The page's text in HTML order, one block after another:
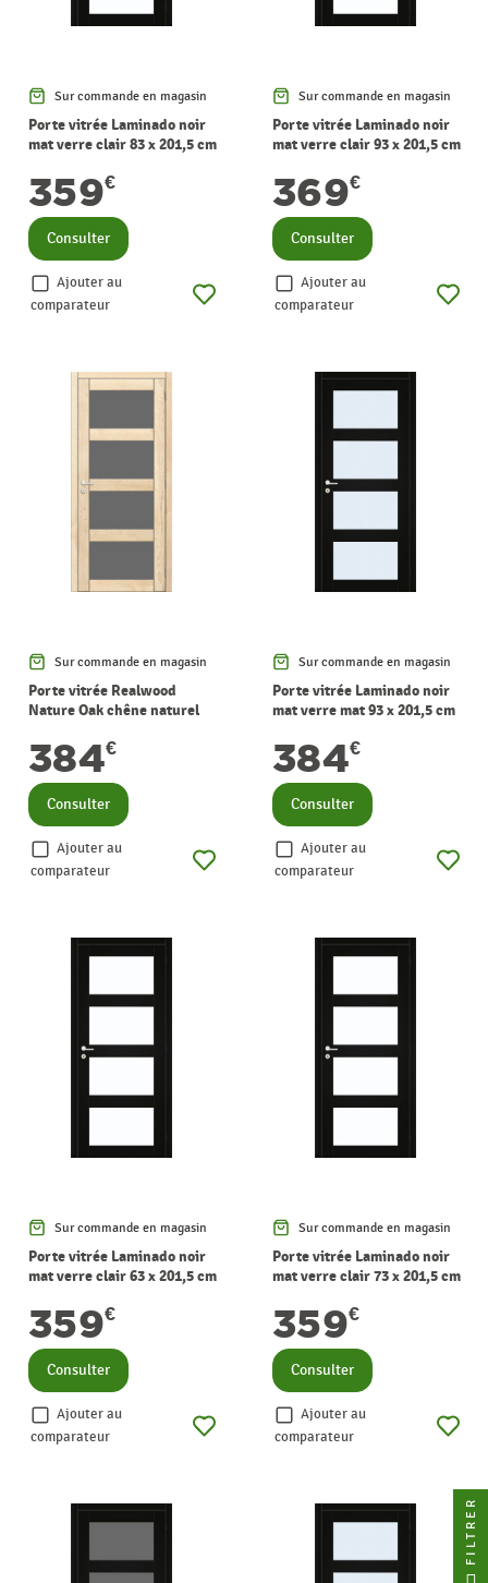
Sur commande en magasin
Porte vitrée Laminado noir
mat verre clair 83 x 201,5 cm
359€
Consulter
Ajouter au
comparateur
Sur commande en magasin
Porte vitrée Laminado noir
mat verre clair 93 x 201,5 cm
369€
Consulter
Ajouter au
comparateur
Sur commande en magasin
Porte vitrée Realwood
Nature Oak chêne naturel
THYS
384€
Consulter
Ajouter au
comparateur
Sur commande en magasin
Porte vitrée Laminado noir
mat verre mat 93 x 201,5 cm
384€
Consulter
Ajouter au
comparateur
Sur commande en magasin
Porte vitrée Laminado noir
mat verre clair 63 x 201,5 cm
359€
Consulter
Ajouter au
comparateur
Sur commande en magasin
Porte vitrée Laminado noir
mat verre clair 73 x 201,5 cm
359€
Consulter
Ajouter au
comparateur
FILTRER